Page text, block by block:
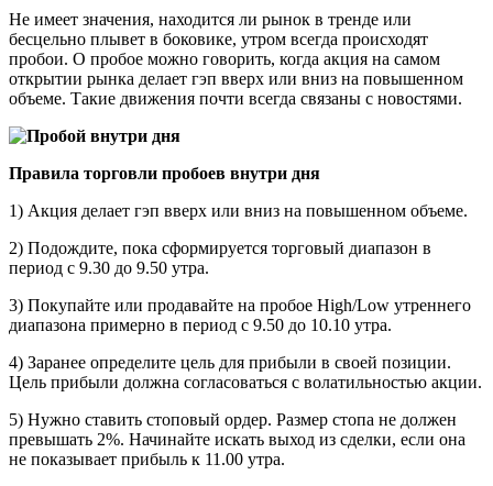
Не имеет значения, находится ли рынок в тренде или
бесцельно плывет в боковике, утром всегда происходят
пробои. О пробое можно говорить, когда акция на самом
открытии рынка делает гэп вверх или вниз на повышенном
объеме. Такие движения почти всегда связаны с новостями.
Правила торговли пробоев внутри дня
1) Акция делает гэп вверх или вниз на повышенном объеме.
2) Подождите, пока сформируется торговый диапазон в
период с 9.30 до 9.50 утра.
3) Покупайте или продавайте на пробое High/Low утреннего
диапазона примерно в период с 9.50 до 10.10 утра.
4) Заранее определите цель для прибыли в своей позиции.
Цель прибыли должна согласоваться с волатильностью акции.
5) Нужно ставить стоповый ордер. Размер стопа не должен
превышать 2%. Начинайте искать выход из сделки, если она
не показывает прибыль к 11.00 утра.